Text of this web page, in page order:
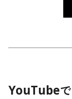
YouTube